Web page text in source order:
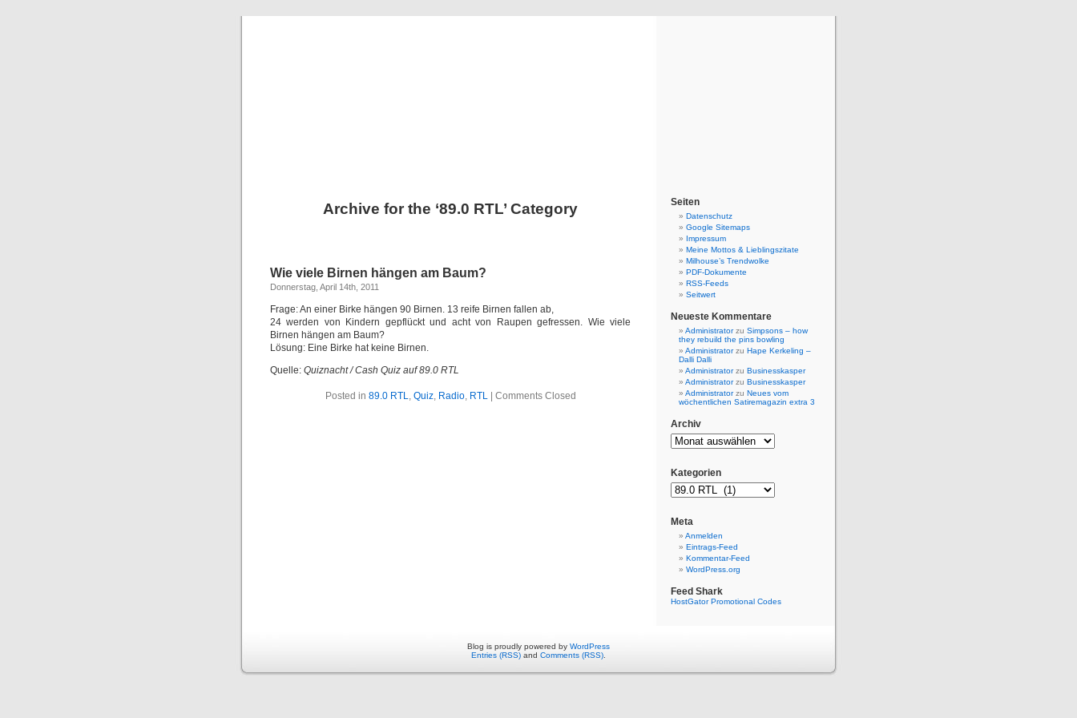
Archive for the ‘89.0 RTL’ Category
Wie viele Birnen hängen am Baum?
Donnerstag, April 14th, 2011
Frage: An einer Birke hängen 90 Birnen. 13 reife Birnen fallen ab,
24 werden von Kindern gepflückt und acht von Raupen gefressen. Wie viele
Birnen hängen am Baum?
Lösung: Eine Birke hat keine Birnen.
Quelle: Quiznacht / Cash Quiz auf 89.0 RTL
Posted in 89.0 RTL, Quiz, Radio, RTL| Comments Closed
Seiten
Datenschutz
Google Sitemaps
Impressum
Meine Mottos & Lieblingszitate
Milhouse’s Trendwolke
PDF-Dokumente
RSS-Feeds
Seitwert
Neueste Kommentare
Administratorzu Simpsons – how
they rebuild the pins bowling
Administratorzu Hape Kerkeling –
Dalli Dalli
Administratorzu Businesskasper
Administratorzu Businesskasper
Administratorzu Neues vom
wöchentlichen Satiremagazin extra 3
Archiv
Kategorien
Meta
Anmelden
Eintrags-Feed
Kommentar-Feed
WordPress.org
Feed Shark
HostGator Promotional Codes
Blog is proudly powered by WordPress
Entries (RSS) and Comments (RSS)